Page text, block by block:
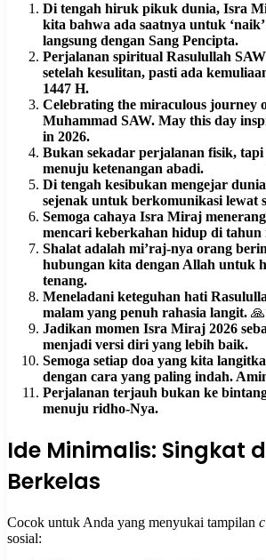
Di tengah hiruk pikuk dunia, Isra
kita bahwa ada saatnya untuk
langsung dengan Sang Pencipta.
Perjalanan spiritual Rasulullah
setelah kesulitan, pasti ada
1447 H.
Celebrating the miraculous journey
Muhammad SAW. May this day
in 2026.
Bukan sekadar perjalanan fisik,
menuju ketenangan abadi.
Di tengah kesibukan mengejar
sejenak untuk berkomunikasi lewat
Semoga cahaya Isra Miraj
mencari keberkahan hidup di tahun
Shalat adalah mi’raj-nya orang
hubungan kita dengan Allah untuk
tenang.
Meneladani keteguhan hati
malam yang penuh rahasia langit.
Jadikan momen Isra Miraj 2026
menjadi versi diri yang lebih baik.
Semoga setiap doa yang kita
dengan cara yang paling indah.
Perjalanan terjauh bukan ke
menuju ridho-Nya.
Ide Minimalis: Singkat
Berkelas
Cocok untuk Anda yang menyukai tampilan
sosial: